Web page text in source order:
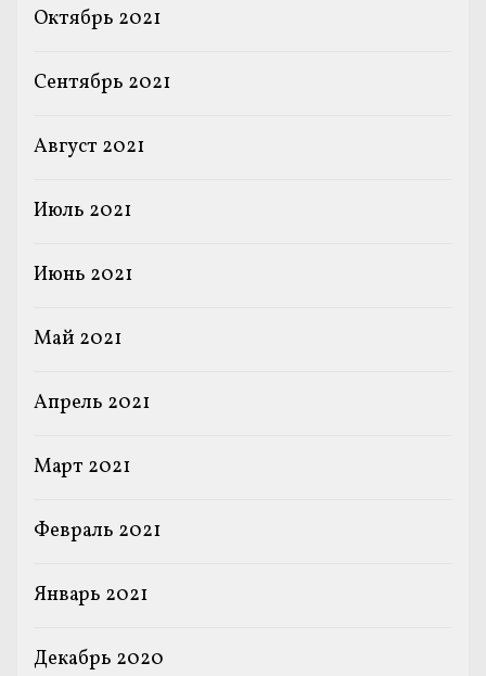
Октябрь 2021
Сентябрь 2021
Август 2021
Июль 2021
Июнь 2021
Май 2021
Апрель 2021
Март 2021
Февраль 2021
Январь 2021
Декабрь 2020